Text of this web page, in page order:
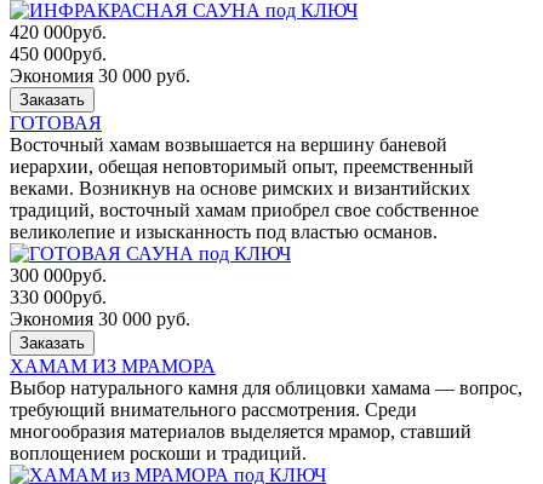
420 000руб.
450 000руб.
Экономия 30 000 руб.
Заказать
ГОТОВАЯ
Восточный хамам возвышается на вершину баневой
иерархии, обещая неповторимый опыт, преемственный
веками. Возникнув на основе римских и византийских
традиций, восточный хамам приобрел свое собственное
великолепие и изысканность под властью османов.
300 000руб.
330 000руб.
Экономия 30 000 руб.
Заказать
ХАМАМ ИЗ МРАМОРА
Выбор натурального камня для облицовки хамама — вопрос,
требующий внимательного рассмотрения. Среди
многообразия материалов выделяется мрамор, ставший
воплощением роскоши и традиций.